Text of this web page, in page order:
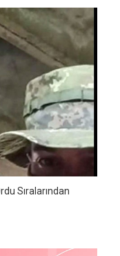
Sıralarından